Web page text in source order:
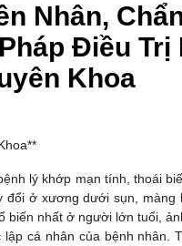
Nhân,
Điều Trị
Khoa
lý khớp mạn tính, thoái
ở xương dưới sụn, màng
biến nhất ở người lớn tuổi,
cá nhân của bệnh nhân.